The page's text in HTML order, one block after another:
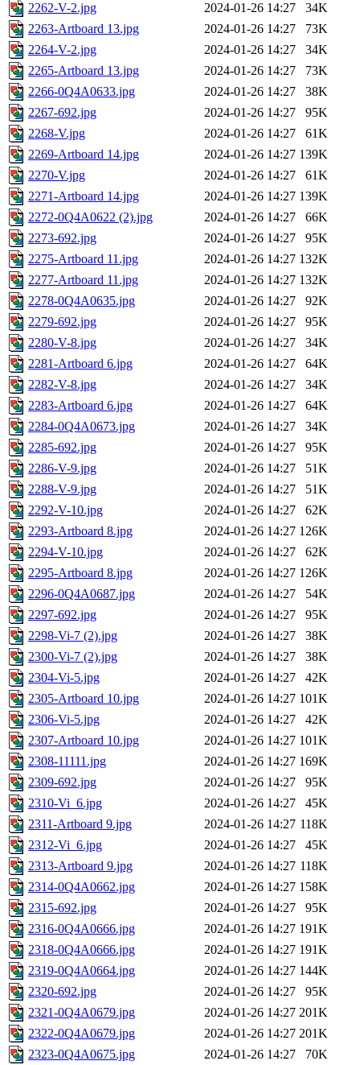
2262-V-2.jpg 2024-01-26 14:27
34K
2263-Artboard 13.jpg
2024-01-26 14:27
73K
2264-V-2.jpg
2024-01-26 14:27
34K
2265-Artboard 13.jpg
2024-01-26 14:27
73K
2266-0Q4A0633.jpg
2024-01-26 14:27
38K
2267-692.jpg
2024-01-26 14:27
95K
2268-V.jpg
2024-01-26 14:27
61K
2269-Artboard 14.jpg
2024-01-26 14:27 139K
2270-V.jpg
2024-01-26 14:27
61K
2271-Artboard 14.jpg
2024-01-26 14:27 139K
2272-0Q4A0622 (2).jpg
2024-01-26 14:27
66K
2273-692.jpg
2024-01-26 14:27
95K
2275-Artboard 11.jpg
2024-01-26 14:27 132K
2277-Artboard 11.jpg
2024-01-26 14:27 132K
2278-0Q4A0635.jpg
2024-01-26 14:27
92K
2279-692.jpg
2024-01-26 14:27
95K
2280-V-8.jpg
2024-01-26 14:27
34K
2281-Artboard 6.jpg
2024-01-26 14:27
64K
2282-V-8.jpg
2024-01-26 14:27
34K
2283-Artboard 6.jpg
2024-01-26 14:27
64K
2284-0Q4A0673.jpg
2024-01-26 14:27
34K
2285-692.jpg
2024-01-26 14:27
95K
2286-V-9.jpg
2024-01-26 14:27
51K
2288-V-9.jpg
2024-01-26 14:27
51K
2292-V-10.jpg
2024-01-26 14:27
62K
2293-Artboard 8.jpg
2024-01-26 14:27 126K
2294-V-10.jpg
2024-01-26 14:27
62K
2295-Artboard 8.jpg
2024-01-26 14:27 126K
2296-0Q4A0687.jpg
2024-01-26 14:27
54K
2297-692.jpg
2024-01-26 14:27
95K
2298-Vi-7 (2).jpg
2024-01-26 14:27
38K
2300-Vi-7 (2).jpg
2024-01-26 14:27
38K
2304-Vi-5.jpg
2024-01-26 14:27
42K
2305-Artboard 10.jpg
2024-01-26 14:27 101K
2306-Vi-5.jpg
2024-01-26 14:27
42K
2307-Artboard 10.jpg
2024-01-26 14:27 101K
2308-11111.jpg
2024-01-26 14:27 169K
2309-692.jpg
2024-01-26 14:27
95K
2310-Vi_6.jpg
2024-01-26 14:27
45K
2311-Artboard 9.jpg
2024-01-26 14:27 118K
2312-Vi_6.jpg
2024-01-26 14:27
45K
2313-Artboard 9.jpg
2024-01-26 14:27 118K
2314-0Q4A0662.jpg
2024-01-26 14:27 158K
2315-692.jpg
2024-01-26 14:27
95K
2316-0Q4A0666.jpg
2024-01-26 14:27 191K
2318-0Q4A0666.jpg
2024-01-26 14:27 191K
2319-0Q4A0664.jpg
2024-01-26 14:27 144K
2320-692.jpg
2024-01-26 14:27
95K
2321-0Q4A0679.jpg
2024-01-26 14:27 201K
2322-0Q4A0679.jpg
2024-01-26 14:27 201K
2323-0Q4A0675.jpg
2024-01-26 14:27
70K